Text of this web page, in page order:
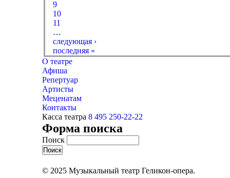
9
10
11
…
следующая ›
последняя »
О театре
Афиша
Репертуар
Артисты
Меценатам
Контакты
Касса театра 8 495 250-22-22
Форма поиска
Поиск
© 2025 Музыкальный театр Геликон-опера.